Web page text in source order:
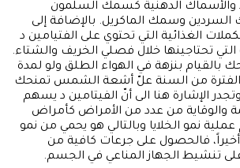
د والأسماك الدهنية كسمك السلمون
وسمك الماكريل. بالإضافة إلى
الغذائية التي تحتوي على الفتيامين د
تحتاجينها خلال فصلي الخريف والشتاء.
بالقيام بنزهة في الهواء الطلق ولو لمدة
الفترة من السنة علّ أشعة الشمس تمنحك
الإشارة هنا الى أنّ الفيتامين د يسهم
والوقاية من عدد من الأمراض كأمراض
نمو الخلايا وبالتالي هو يحمي من نمو
فالحصول على جرعات كافية من
تنشيط الجهاز المناعي في الجسم.